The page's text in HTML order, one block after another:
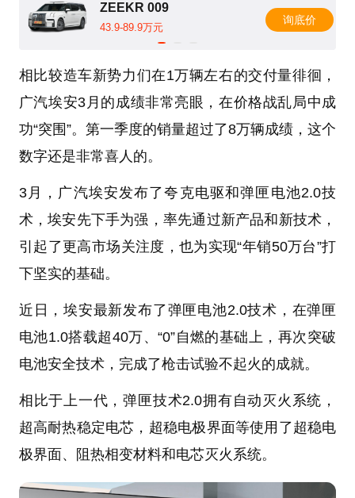
ZEEKR 009
43.9-89.9万元
询底价
相比较造车新势力们在1万辆左右的交付量徘徊，
广汽埃安3月的成绩非常亮眼，在价格战乱局中成
功“突围”。第一季度的销量超过了8万辆成绩，这个
数字还是非常喜人的。
3月，广汽埃安发布了夸克电驱和弹匣电池2.0技
术，埃安先下手为强，率先通过新产品和新技术，
引起了更高市场关注度，也为实现“年销50万台”打
下坚实的基础。
近日，埃安最新发布了弹匣电池2.0技术，在弹匣
电池1.0搭载超40万、“0”自燃的基础上，再次突破
电池安全技术，完成了枪击试验不起火的成就。
相比于上一代，弹匣技术2.0拥有自动灭火系统，
超高耐热稳定电芯，超稳电极界面等使用了超稳电
极界面、阻热相变材料和电芯灭火系统。